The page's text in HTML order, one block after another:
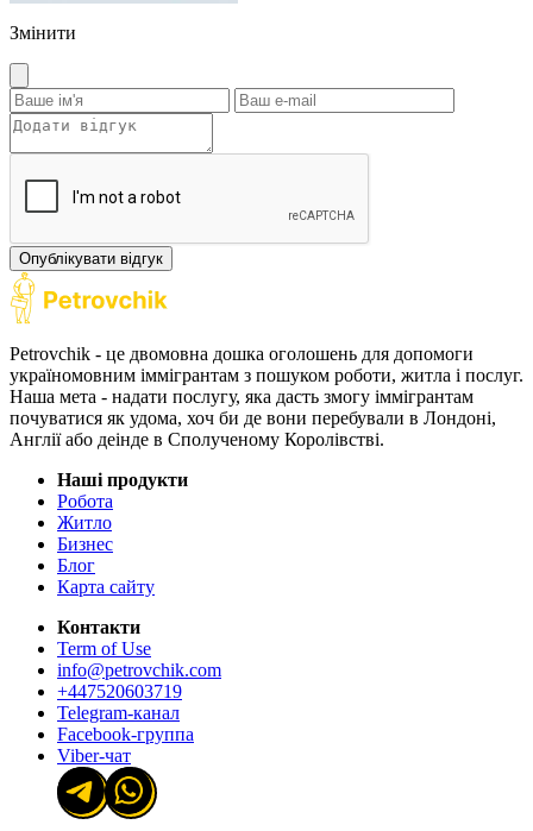
Змінити
Опублікувати відгук
Petrovchik - це двомовна дошка оголошень для допомоги
україномовним іммігрантам з пошуком роботи, житла і послуг.
Наша мета - надати послугу, яка дасть змогу іммігрантам
почуватися як удома, хоч би де вони перебували в Лондоні,
Англії або деінде в Сполученому Королівстві.
Наші продукти
Робота
Житло
Бизнес
Блог
Карта сайту
Контакти
Term of Use
info@petrovchik.com
+447520603719
Telegram-канал
Facebook-группа
Viber-чат